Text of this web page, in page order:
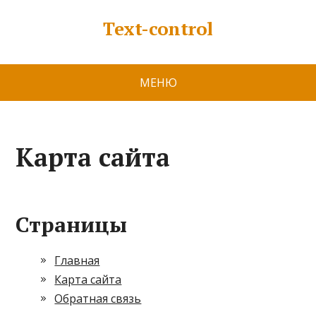
Text-control
МЕНЮ
Карта сайта
Страницы
Главная
Карта сайта
Обратная связь